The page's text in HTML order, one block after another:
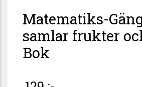
Matematiks-
samlar frukter
Bok